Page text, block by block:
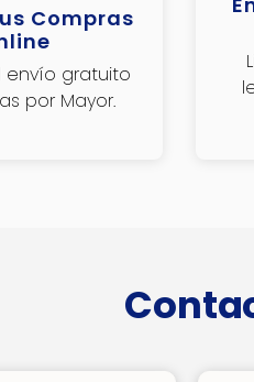
Compras
envío gratuito
por Mayor.